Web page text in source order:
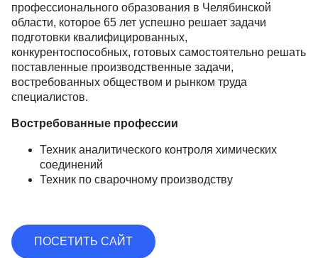
профессионального образования в Челябинской
области, которое 65 лет успешно решает задачи
подготовки квалифицированных,
конкурентоспособных, готовых самостоятельно решать
поставленные производственные задачи,
востребованных обществом и рынком труда
специалистов.
Востребованные профессии
Техник аналитического контроля химических
соединений
Техник по сварочному производству
ПОСЕТИТЬ САЙТ